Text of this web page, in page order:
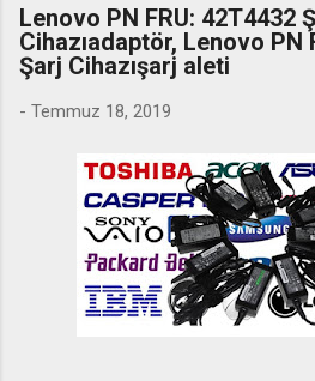
Lenovo PN FRU: 42T4432
Cihazıadaptör, Lenovo PN
Şarj Cihazışarj aleti
- Temmuz 18, 2019